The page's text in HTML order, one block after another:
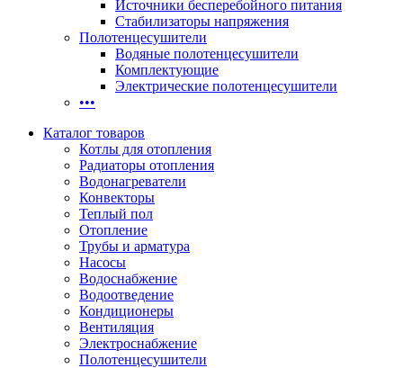
Источники бесперебойного питания
Стабилизаторы напряжения
Полотенцесушители
Водяные полотенцесушители
Комплектующие
Электрические полотенцесушители
•••
Каталог товаров
Котлы для отопления
Радиаторы отопления
Водонагреватели
Конвекторы
Теплый пол
Отопление
Трубы и арматура
Насосы
Водоснабжение
Водоотведение
Кондиционеры
Вентиляция
Электроснабжение
Полотенцесушители